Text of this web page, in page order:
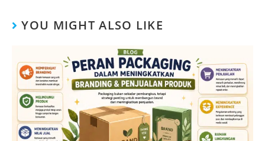
YOU MIGHT ALSO LIKE